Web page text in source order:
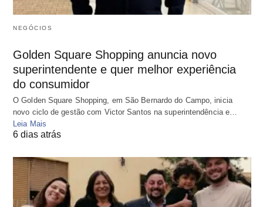
NEGÓCIOS
Golden Square Shopping anuncia novo
superintendente e quer melhor experiência
do consumidor
O Golden Square Shopping, em São Bernardo do Campo, inicia
novo ciclo de gestão com Victor Santos na superintendência e…
Leia Mais
6 dias atrás